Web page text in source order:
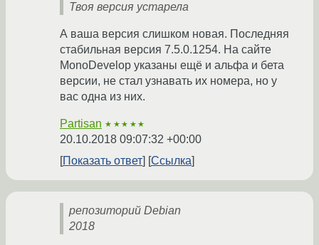
Твоя версия устарела
А ваша версия слишком новая. Последняя
стабильная версия 7.5.0.1254. На сайте
MonoDevelop указаны ещё и альфа и бета
версии, не стал узнавать их номера, но у
вас одна из них.
Partisan ★★★★★
20.10.2018 09:07:32 +00:00
Показать ответ
Ссылка
репозиторий Debian
2018